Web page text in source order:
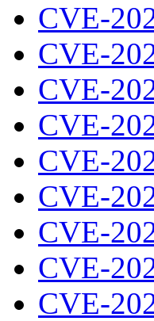
CVE-
CVE-
CVE-
CVE-
CVE-
CVE-
CVE-
CVE-
CVE-